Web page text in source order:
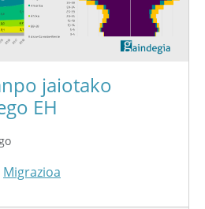
jaiotako
EH
Migrazioa